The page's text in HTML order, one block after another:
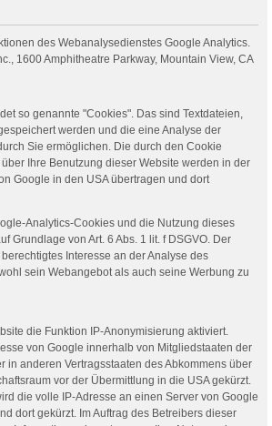
des Webanalysedienstes Google Analytics.
1600 Amphitheatre Parkway, Mountain View, CA
so genannte "Cookies". Das sind Textdateien,
werden und die eine Analyse der
Sie ermöglichen. Die durch den Cookie
Ihre Benutzung dieser Website werden in der
Google in den USA übertragen und dort
Analytics-Cookies und die Nutzung dieses
Grundlage von Art. 6 Abs. 1 lit. f DSGVO. Der
Interesse an der Analyse des
sein Webangebot als auch seine Werbung zu
die Funktion IP-Anonymisierung aktiviert.
von Google innerhalb von Mitgliedstaaten der
in anderen Vertragsstaaten des Abkommens über
vor der Übermittlung in die USA gekürzt.
die volle IP-Adresse an einen Server von Google
dort gekürzt. Im Auftrag des Betreibers dieser